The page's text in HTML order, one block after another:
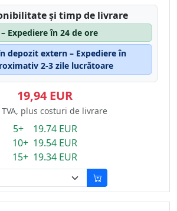
și timp de livrare
Expediere în 24 de ore
depozit extern – Expediere în
2-3 zile lucrătoare
19,94 EUR
TVA, plus costuri de livrare
5+ 19.74 EUR
10+ 19.54 EUR
15+ 19.34 EUR